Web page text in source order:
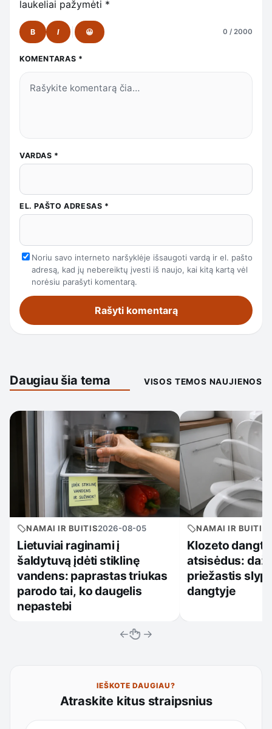
laukeliai pažymėti *
B I 😀 0 / 2000
KOMENTARAS *
VARDAS *
EL. PAŠTO ADRESAS *
Noriu savo interneto naršyklėje išsaugoti vardą ir el. pašto
adresą, kad jų nebereiktų įvesti iš naujo, kai kitą kartą vėl
norėsiu parašyti komentarą.
Daugiau šia tema VISOS TEMOS NAUJIENOS
NAMAI IR BUITIS2026-08-05
Lietuviai raginami į
šaldytuvą įdėti stiklinę
vandens: paprastas triukas
parodo tai, ko daugelis
nepastebi
NAMAI IR BUITIS
Klozeto
atsisėdus:
priežastis
dangtyje
← →
IEŠKOTE DAUGIAU?
Atraskite kitus straipsnius